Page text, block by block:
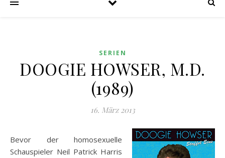
SERIEN
DOOGIE HOWSER, M.D.
(1989)
16. März 2013
Bevor der homosexuelle
Schauspieler Neil Patrick Harris